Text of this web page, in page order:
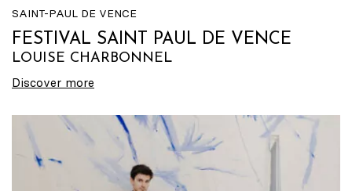
SAINT-PAUL DE VENCE
FESTIVAL SAINT PAUL DE VENCE
LOUISE CHARBONNEL
Discover more